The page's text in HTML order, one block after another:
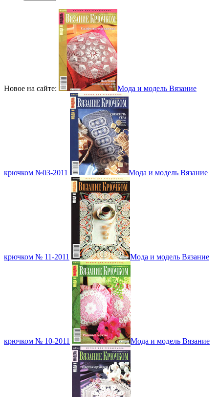
Новое на сайте: Мода и модель Вязание
крючком №03-2011 Мода и модель Вязание
крючком № 11-2011 Мода и модель Вязание
крючком № 10-2011 Мода и модель Вязание